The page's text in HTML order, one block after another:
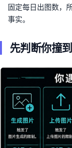
固定每日出图数，
事实。
先判断你撞